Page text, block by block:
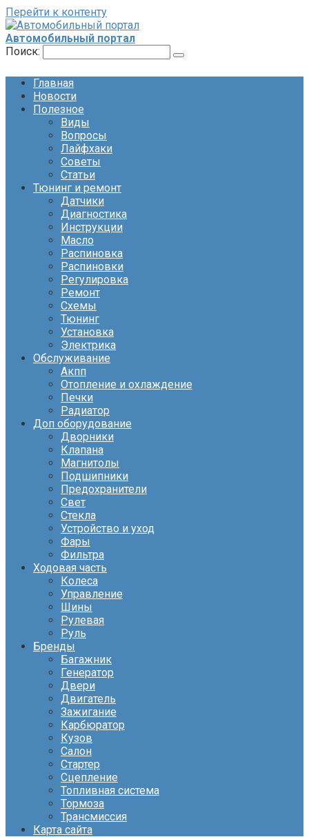
Перейти к контенту
Автомобильный портал
Поиск:
Главная
Новости
Полезное
Виды
Вопросы
Лайфхаки
Советы
Статьи
Тюнинг и ремонт
Датчики
Диагностика
Инструкции
Масло
Распиновка
Распиновки
Регулировка
Ремонт
Схемы
Тюнинг
Установка
Электрика
Обслуживание
Акпп
Отопление и охлаждение
Печки
Радиатор
Доп оборудование
Дворники
Клапана
Магнитолы
Подшипники
Предохранители
Свет
Стекла
Устройство и уход
Фары
Фильтра
Ходовая часть
Колеса
Управление
Шины
Рулевая
Руль
Бренды
Багажник
Генератор
Двери
Двигатель
Зажигание
Карбюратор
Кузов
Салон
Стартер
Сцепление
Топливная система
Тормоза
Трансмиссия
Карта сайта